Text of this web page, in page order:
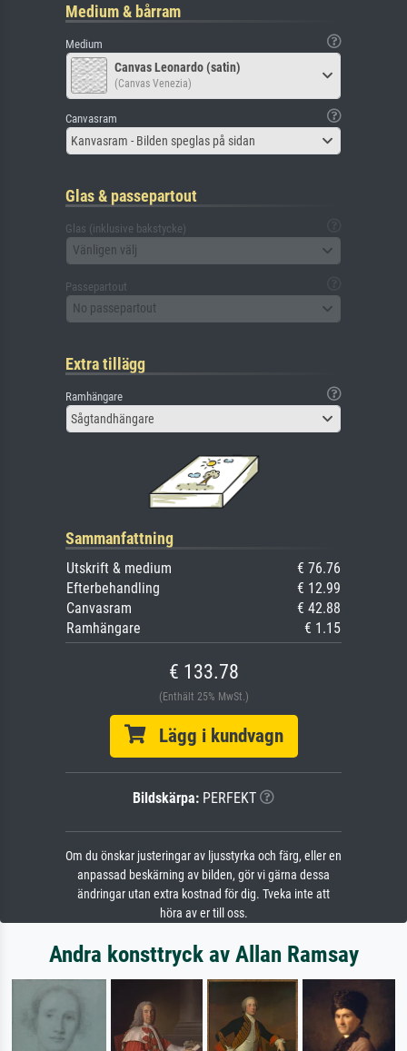
Medium & bårram
Medium
Canvas Leonardo (satin)
(Canvas Venezia)
Canvasram
Kanvasram - Bilden speglas på sidan
Glas & passepartout
Glas (inklusive bakstycke)
Vänligen välj
Passepartout
No passepartout
Extra tillägg
Ramhängare
Sågtandhängare
Sammanfattning
Utskrift & medium
€ 76.76
Efterbehandling
€ 12.99
Canvasram
€ 42.88
Ramhängare
€ 1.15
€ 133.78
(Enthält 25% MwSt.)
Lägg i kundvagn
Bildskärpa: PERFEKT
Om du önskar justeringar av ljusstyrka och färg, eller en
anpassad beskärning av bilden, gör vi gärna dessa
ändringar utan extra kostnad för dig. Tveka inte att
höra av er till oss.
Andra konsttryck av Allan Ramsay